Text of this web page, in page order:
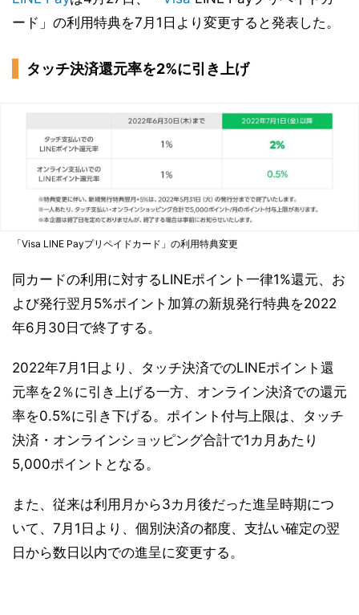
ード」の利用特典を7月1日より変更すると発表した。
タッチ決済還元率を2%に引き上げ
「Visa LINE Payプリペイドカード」の利用特典変更
同カードの利用に対するLINEポイント一律1%還元、お
よび発行翌月5%ポイント加算の新規発行特典を2022
年6月30日で終了する。
2022年7月1日より、タッチ決済でのLINEポイント還
元率を2％に引き上げる一方、オンライン決済での還元
率を0.5%に引き下げる。ポイント付与上限は、タッチ
決済・オンラインショッピング合計で1カ月あたり
5,000ポイントとなる。
また、従来は利用月から3カ月後だった進呈時期につ
いて、7月1日より、個別決済の都度、支払い確定の翌
日から数日以内での進呈に変更する。